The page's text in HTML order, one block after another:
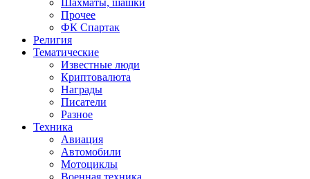
Шахматы, шашки
Прочее
ФК Спартак
Религия
Тематические
Известные люди
Криптовалюта
Награды
Писатели
Разное
Техника
Авиация
Автомобили
Мотоциклы
Военная техника